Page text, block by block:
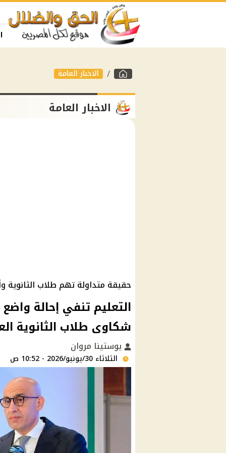
الاخبار العامة
الاخبار العامة
حقيقة متداولة تهم طلاب الثانوية
التعليم تنفي إحالة
شكاوى طلاب الثانوية
يوستينا مروان
الثلاثاء 30/يونيو/2026 - 10:52 ص